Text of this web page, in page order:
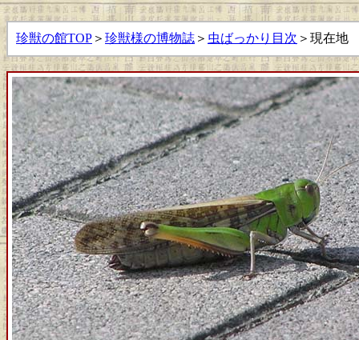
珍獣の館TOP ＞ 珍獣様の博物誌 ＞ 虫ばっかり目次 ＞現在地